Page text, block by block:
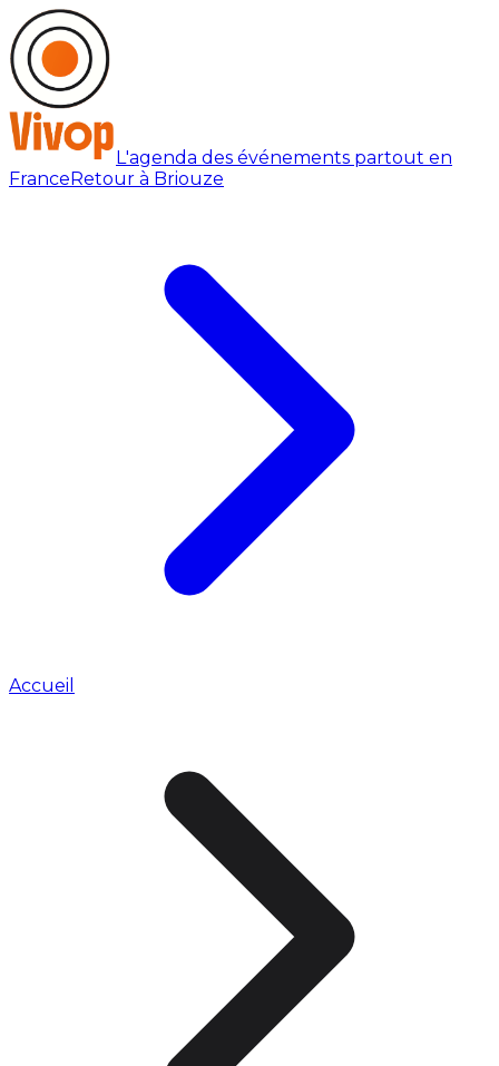
L'agenda des événements partout en
FranceRetour à Briouze
Accueil